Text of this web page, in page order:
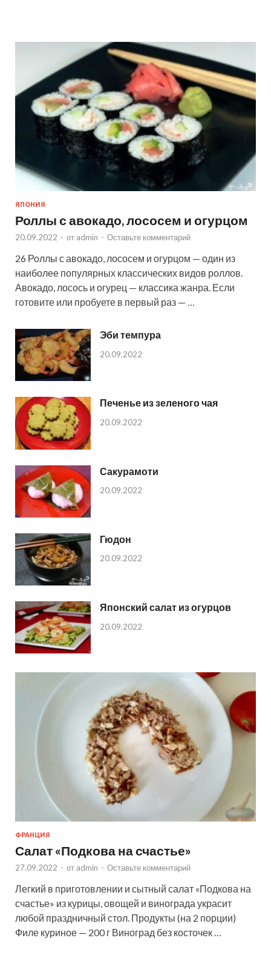
ЯПОНИЯ
Роллы с авокадо, лососем и огурцом
20.09.2022 - от admin - Оставьте комментарий
26 Роллы с авокадо, лососем и огурцом — один из
наиболее популярных классических видов роллов.
Авокадо, лосось и огурец — классика жанра. Если
готовите или пробуете в первый раз — …
Эби темпура
20.09.2022
Печенье из зеленого чая
20.09.2022
Сакурамоти
20.09.2022
Гюдон
20.09.2022
Японский салат из огурцов
20.09.2022
ФРАНЦИЯ
Салат «Подкова на счастье»
27.09.2022 - от admin - Оставьте комментарий
Легкий в приготовлении и сытный салат «Подкова на
счастье» из курицы, овощей и винограда украсит
любой праздничный стол. Продукты (на 2 порции)
Филе куриное — 200 г Виноград без косточек …